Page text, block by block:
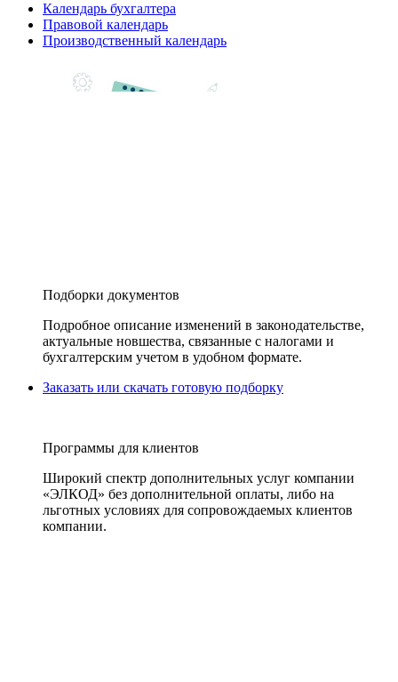
Календарь бухгалтера
Правовой календарь
Производственный календарь
Подборки документов
Подробное описание изменений в законодательстве,
актуальные новшества, связанные с налогами и
бухгалтерским учетом в удобном формате.
Заказать или скачать готовую подборку
Программы для клиентов
Широкий спектр дополнительных услуг компании
«ЭЛКОД» без дополнительной оплаты, либо на
льготных условиях для сопровождаемых клиентов
компании.